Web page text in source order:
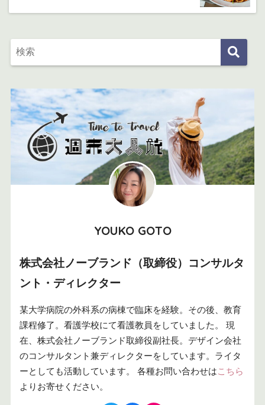
YOUKO GOTO
株式会社ノーブランド（取締役）コンサルタ
ント・ディレクター
某大学病院の外科系の病棟で臨床を経験。その後、教育
課程修了。看護学校にて看護教員をしていました。 現
在、株式会社ノーブランド取締役副社長。デザイン会社
のコンサルタント兼ディレクターをしています。ライタ
ーとしても活動しています。 各種お問い合わせはこちら
よりお寄せください。